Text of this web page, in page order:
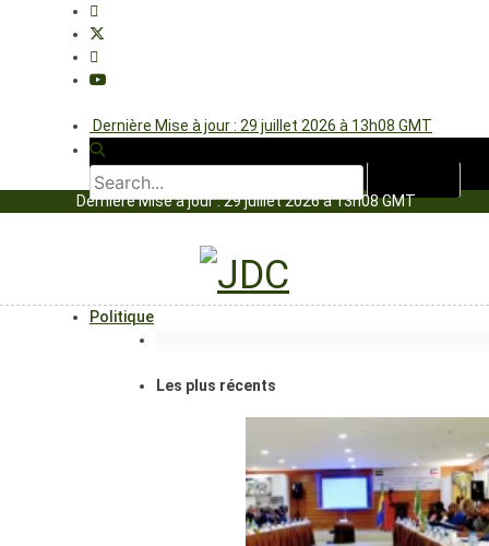
Dernière Mise à jour : 29 juillet 2026 à 13h08 GMT
Dernière Mise à jour : 29 juillet 2026 à 13h08 GMT
Politique
Les plus récents